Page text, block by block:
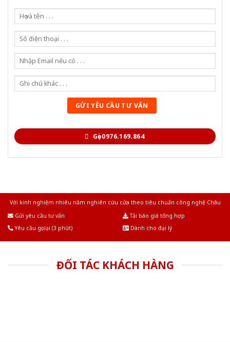
Gọi 0976.169.864
Với kinh nghiệm nhiêu năm nghiên cứu cửa theo tiêu chuẩn công nghệ Châu
Gửi yêu cầu tư vấn
Tải báo giá tổng hợp
Yêu cầu gọi lại (3 phút)
Dành cho đại lý
ĐỐI TÁC KHÁCH HÀNG